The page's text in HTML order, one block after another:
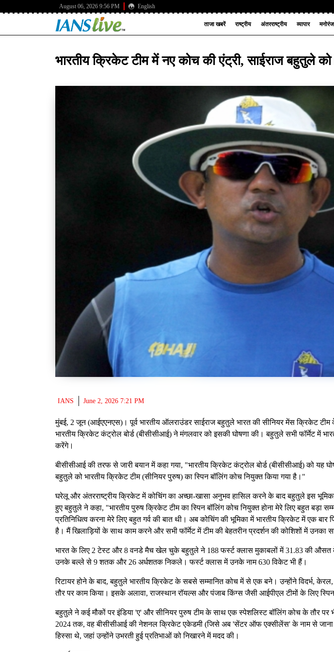
August 06, 2026 9:56 PM English
ताजा खबरें राष्ट्रीय अंतरराष्ट्रीय व्यापार
भारतीय क्रिकेट टीम में नए कोच की एंट्री, साईराज बहुतुले को
IANS June 2, 2026 7:21 PM
मुंबई, 2 जून (आईएएनएस)। पूर्व भारतीय ऑलराउंडर साईराज बहुतुले भारत की सीनियर मेंस क्रिकेट टीम
भारतीय क्रिकेट कंट्रोल बोर्ड (बीसीसीआई) ने मंगलवार को इसकी घोषणा की। बहुतुले सभी फॉर्मेट में
करेंगे।
बीसीसीआई की तरफ से जारी बयान में कहा गया, "भारतीय क्रिकेट कंट्रोल बोर्ड (बीसीसीआई) को यह
बहुतुले को भारतीय क्रिकेट टीम (सीनियर पुरुष) का स्पिन बॉलिंग कोच नियुक्त किया गया है।"
घरेलू और अंतरराष्ट्रीय क्रिकेट में कोचिंग का अच्छा-खासा अनुभव हासिल करने के बाद बहुतुले इस
हुए बहुतुले ने कहा, "भारतीय पुरुष क्रिकेट टीम का स्पिन बॉलिंग कोच नियुक्त होना मेरे लिए बहुत बड़ा
प्रतिनिधित्व करना मेरे लिए बहुत गर्व की बात थी। अब कोचिंग की भूमिका में भारतीय क्रिकेट में एक बार
है। मैं खिलाड़ियों के साथ काम करने और सभी फॉर्मेट में टीम की बेहतरीन प्रदर्शन की कोशिशों में
भारत के लिए 2 टेस्ट और 8 वनडे मैच खेल चुके बहुतुले ने 188 फर्स्ट क्लास मुकाबलों में 31.83 की औसत
उनके बल्ले से 9 शतक और 26 अर्धशतक निकले। फर्स्ट क्लास में उनके नाम 630 विकेट भी हैं।
रिटायर होने के बाद, बहुतुले भारतीय क्रिकेट के सबसे सम्मानित कोच में से एक बने। उन्होंने विदर्भ,
तौर पर काम किया। इसके अलावा, राजस्थान रॉयल्स और पंजाब किंग्स जैसी आईपीएल टीमों के लिए स्पिन
बहुतुले ने कई मौकों पर इंडिया 'ए' और सीनियर पुरुष टीम के साथ एक स्पेशलिस्ट बॉलिंग कोच के तौर पर
2024 तक, वह बीसीसीआई की नेशनल क्रिकेट एकेडमी (जिसे अब 'सेंटर ऑफ एक्सीलेंस' के नाम से जाना
हिस्सा थे, जहां उन्होंने उभरती हुई प्रतिभाओं को निखारने में मदद की।